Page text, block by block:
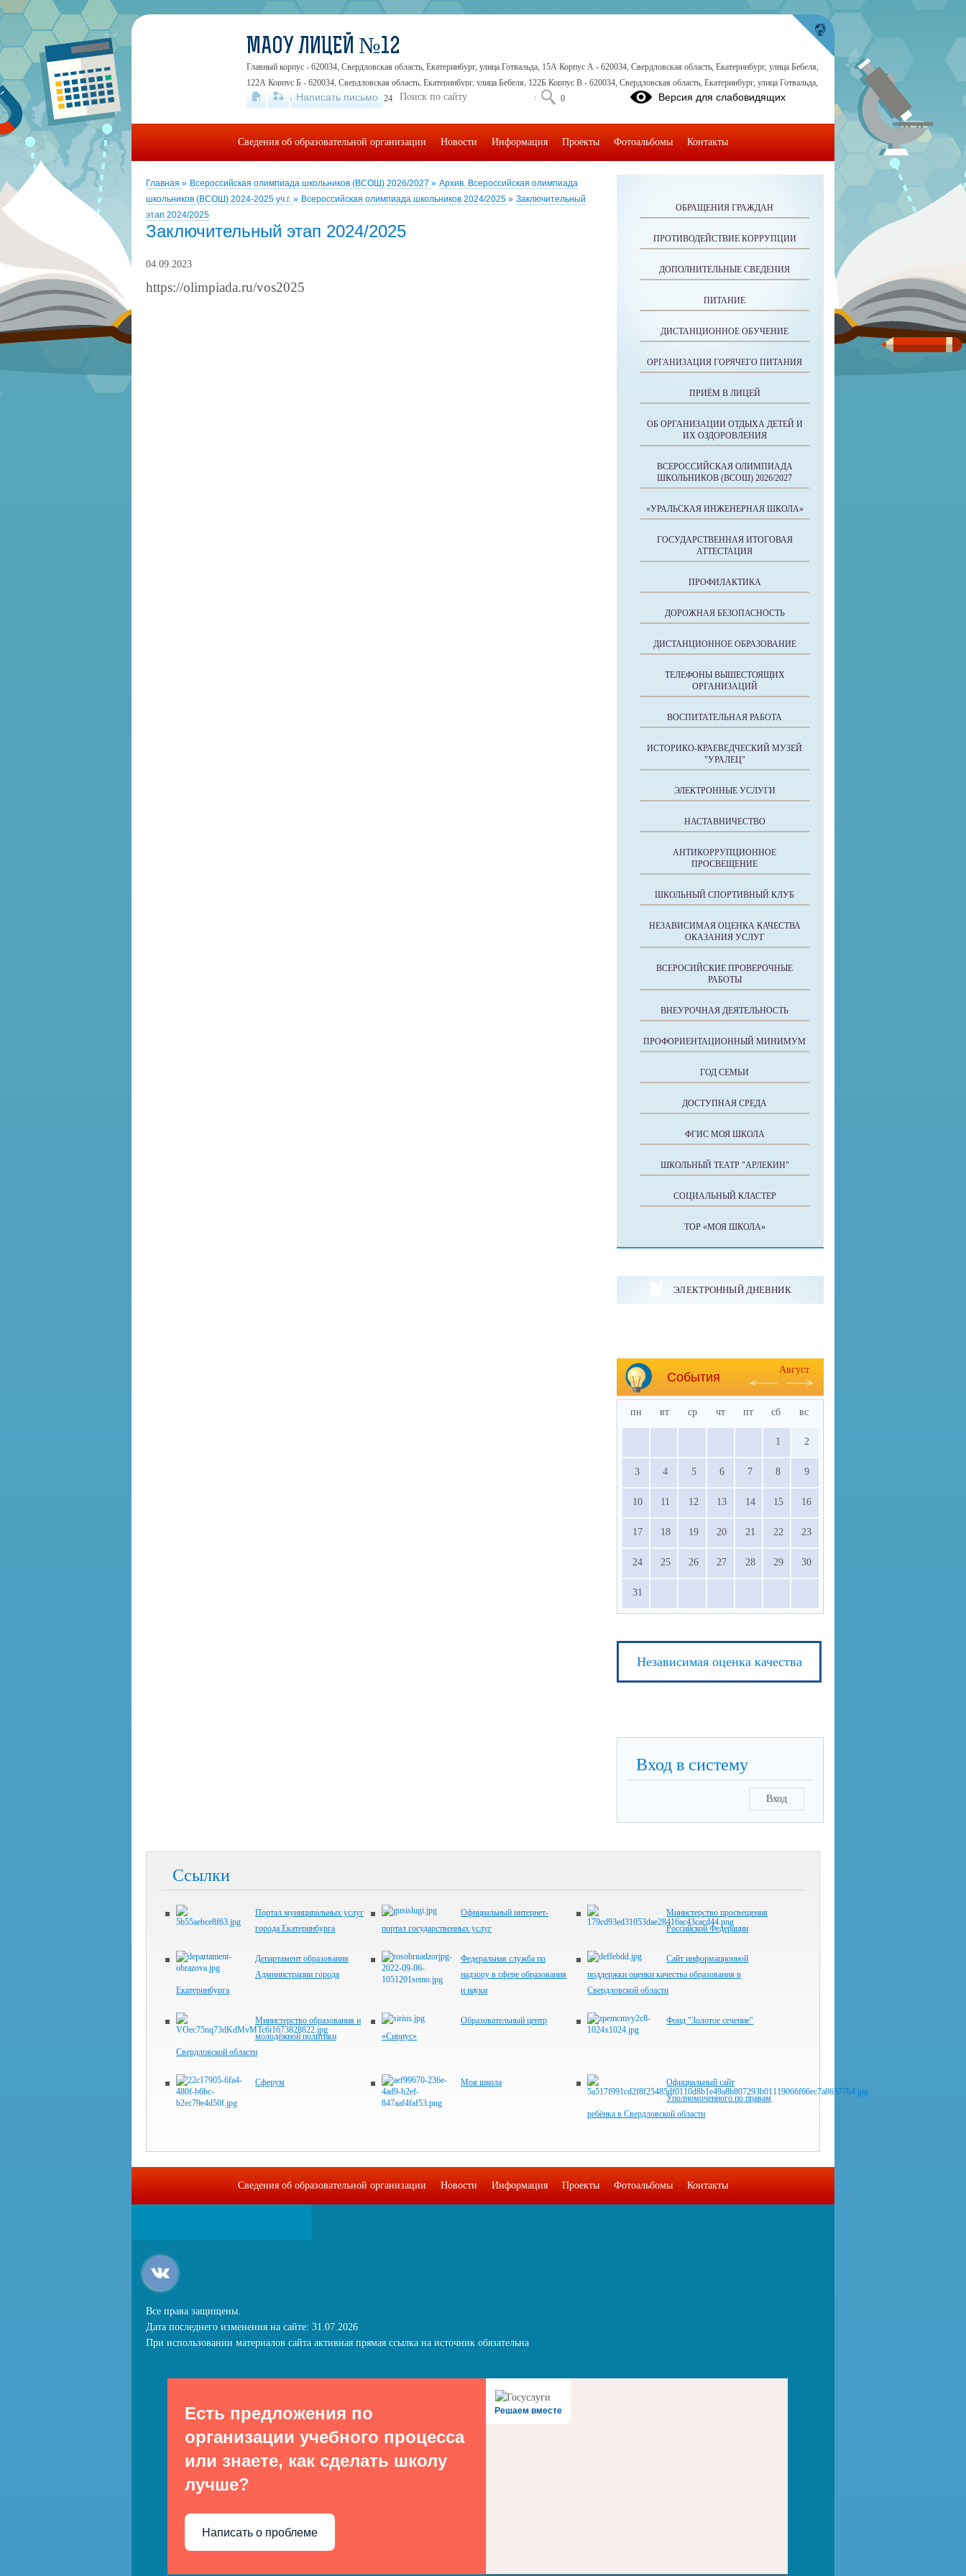
Главная » Всероссийская олимпиада школьников (ВСОШ) 2026/2027 » Архив. Всероссийская олимпиада
школьников (ВСОШ) 2024-2025 уч.г. » Всероссийская олимпиада школьников 2024/2025 » Заключительный
этап 2024/2025
Заключительный этап 2024/2025
04.09.2023
https://olimpiada.ru/vos2025
ОБРАЩЕНИЯ ГРАЖДАН
ПРОТИВОДЕЙСТВИЕ КОРРУПЦИИ
ДОПОЛНИТЕЛЬНЫЕ СВЕДЕНИЯ
ПИТАНИЕ
ДИСТАНЦИОННОЕ ОБУЧЕНИЕ
ОРГАНИЗАЦИЯ ГОРЯЧЕГО ПИТАНИЯ
ПРИЁМ В ЛИЦЕЙ
ОБ ОРГАНИЗАЦИИ ОТДЫХА ДЕТЕЙ И
ИХ ОЗДОРОВЛЕНИЯ
ВСЕРОССИЙСКАЯ ОЛИМПИАДА
ШКОЛЬНИКОВ (ВСОШ) 2026/2027
«УРАЛЬСКАЯ ИНЖЕНЕРНАЯ ШКОЛА»
ГОСУДАРСТВЕННАЯ ИТОГОВАЯ
АТТЕСТАЦИЯ
ПРОФИЛАКТИКА
ДОРОЖНАЯ БЕЗОПАСНОСТЬ
ДИСТАНЦИОННОЕ ОБРАЗОВАНИЕ
ТЕЛЕФОНЫ ВЫШЕСТОЯЩИХ
ОРГАНИЗАЦИЙ
ВОСПИТАТЕЛЬНАЯ РАБОТА
ИСТОРИКО-КРАЕВЕДЧЕСКИЙ МУЗЕЙ
"УРАЛЕЦ"
ЭЛЕКТРОННЫЕ УСЛУГИ
НАСТАВНИЧЕСТВО
АНТИКОРРУПЦИОННОЕ
ПРОСВЕЩЕНИЕ
ШКОЛЬНЫЙ СПОРТИВНЫЙ КЛУБ
НЕЗАВИСИМАЯ ОЦЕНКА КАЧЕСТВА
ОКАЗАНИЯ УСЛУГ
ВСЕРОСИЙСКИЕ ПРОВЕРОЧНЫЕ
РАБОТЫ
ВНЕУРОЧНАЯ ДЕЯТЕЛЬНОСТЬ
ПРОФОРИЕНТАЦИОННЫЙ МИНИМУМ
ГОД СЕМЬИ
ДОСТУПНАЯ СРЕДА
ФГИС МОЯ ШКОЛА
ШКОЛЬНЫЙ ТЕАТР "АРЛЕКИН"
СОЦИАЛЬНЫЙ КЛАСТЕР
ТОР «МОЯ ШКОЛА»
ЭЛЕКТРОННЫЙ ДНЕВНИК
События
Август
пн вт ср чт пт сб вс
1 2
3 4 5 6 7 8 9
10 11 12 13 14 15 16
17 18 19 20 21 22 23
24 25 26 27 28 29 30
31
Независимая оценка качества
Вход в систему
Вход
Ссылки
Портал муниципальных услуг
города Екатеринбурга
Официальный интернет-
портал государственных услуг
Министерство просвещения
Российской Федерации
Департамент образования
Администрации города
Екатеринбурга
Федеральная служба по
надзору в сфере образования
и науки
Сайт информационной
поддержки оценки качества образования в
Свердловской области
Министерство образования и
молодёжной политики
Свердловской области
Образовательный центр
«Сириус»
Фонд "Золотое сечение"
Сферум Моя школа
Официальный сайт
Уполномоченного по правам
ребёнка в Свердловской области
МАОУ ЛИЦЕЙ №12
Главный корпус - 620034, Свердловская область, Екатеринбург, улица Готвальда, 15А Корпус А - 620034, Свердловская область, Екатеринбург, улица Бебеля,
122А Корпус Б - 620034, Свердловская область, Екатеринбург, улица Бебеля, 122Б Корпус В - 620034, Свердловская область, Екатеринбург, улица Готвальда,
19А
+7 (343) 245-41-30, +7 (343) 245-32-16, +7 (343) 245-71-71, +7 (343) 245-30-30
Написать письмо Версия для слабовидящих
Сведения об образовательной организации Новости Информация Проекты Фотоальбомы Контакты
Сведения об образовательной организации Новости Информация Проекты Фотоальбомы Контакты
Все права защищены.
Дата последнего изменения на сайте: 31.07.2026
При использовании материалов сайта активная прямая ссылка на источник обязательна
Решаем вместе
Есть предложения по
организации учебного процесса
или знаете, как сделать школу
лучше?
Написать о проблеме